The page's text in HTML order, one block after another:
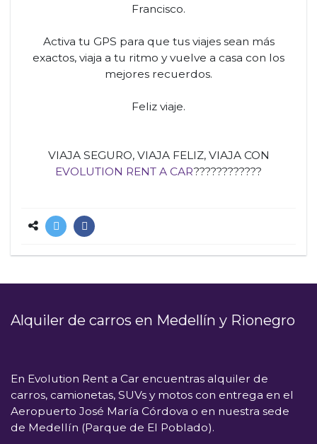
Francisco.
Activa tu GPS para que tus viajes sean más
exactos, viaja a tu ritmo y vuelve a casa con los
mejores recuerdos.
Feliz viaje.
VIAJA SEGURO, VIAJA FELIZ, VIAJA CON
EVOLUTION RENT A CAR????????????
Alquiler de carros en Medellín y Rionegro
En Evolution Rent a Car encuentras alquiler de
carros, camionetas, SUVs y motos con entrega en el
Aeropuerto José María Córdova o en nuestra sede
de Medellín (Parque de El Poblado).